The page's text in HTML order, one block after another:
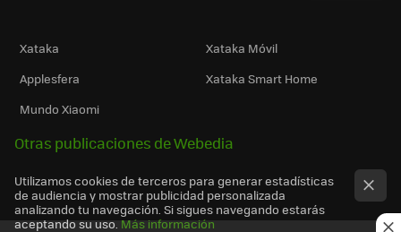
Xataka
Xataka Móvil
Applesfera
Xataka Smart Home
Mundo Xiaomi
Otras publicaciones de Webedia
Utilizamos cookies de terceros para generar estadísticas
de audiencia y mostrar publicidad personalizada
analizando tu navegación. Si sigues navegando estarás
aceptando su uso. Más información